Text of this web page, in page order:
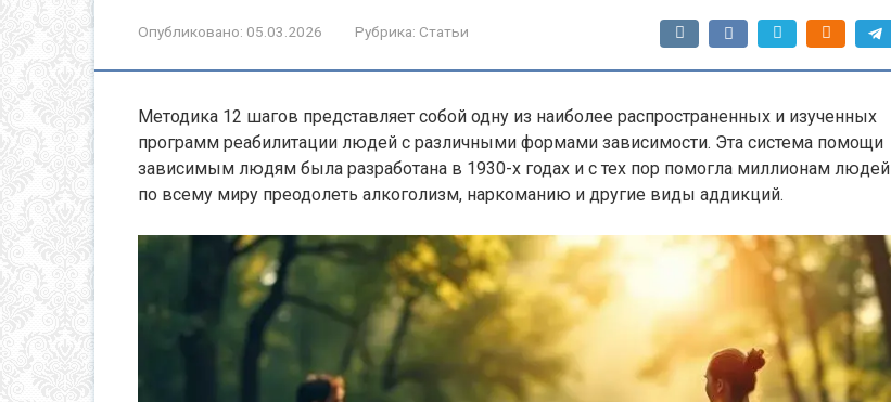
Опубликовано: 05.03.2026 Рубрика: Статьи
Методика 12 шагов представляет собой одну из наиболее распространенных и изученных
программ реабилитации людей с различными формами зависимости. Эта система помощи
зависимым людям была разработана в 1930-х годах и с тех пор помогла миллионам людей
по всему миру преодолеть алкоголизм, наркоманию и другие виды аддикций.